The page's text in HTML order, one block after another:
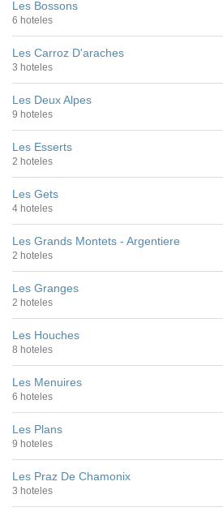
Les Bossons
6 hoteles
Les Carroz D'araches
3 hoteles
Les Deux Alpes
9 hoteles
Les Esserts
2 hoteles
Les Gets
4 hoteles
Les Grands Montets - Argentiere
2 hoteles
Les Granges
2 hoteles
Les Houches
8 hoteles
Les Menuires
6 hoteles
Les Plans
9 hoteles
Les Praz De Chamonix
3 hoteles